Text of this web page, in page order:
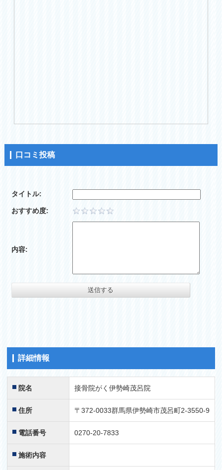
口コミ投稿
タイトル:
おすすめ度:
内容:
詳細情報
院名 接骨院がく伊勢崎茂呂院
住所 〒372-0033群馬県伊勢崎市茂呂町2-3550-9
電話番号 0270-20-7833
施術内容